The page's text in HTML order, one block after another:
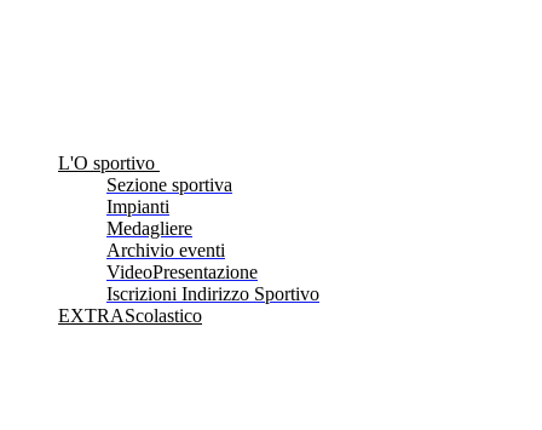
L'O sportivo
Sezione sportiva
Impianti
Medagliere
Archivio eventi
VideoPresentazione
Iscrizioni Indirizzo Sportivo
EXTRAScolastico